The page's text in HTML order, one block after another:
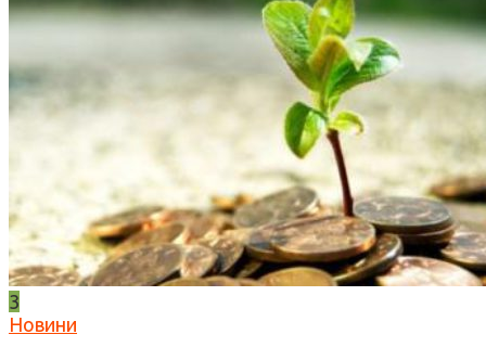
3
Новини